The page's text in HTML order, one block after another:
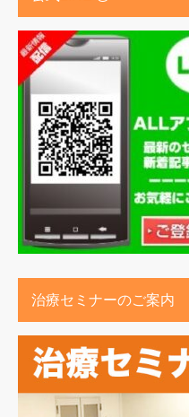
治療セミナーのご案内